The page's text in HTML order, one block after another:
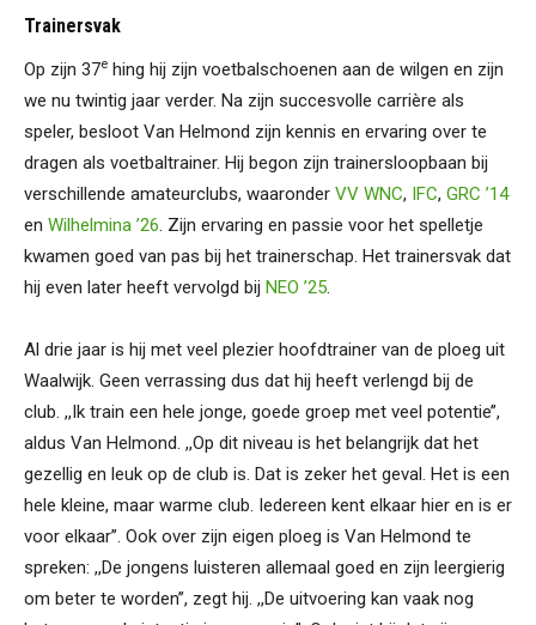
Trainersvak
Op zijn 37e hing hij zijn voetbalschoenen aan de wilgen en zijn
we nu twintig jaar verder. Na zijn succesvolle carrière als
speler, besloot Van Helmond zijn kennis en ervaring over te
dragen als voetbaltrainer. Hij begon zijn trainersloopbaan bij
verschillende amateurclubs, waaronder VV WNC, IFC, GRC ’14
en Wilhelmina ’26. Zijn ervaring en passie voor het spelletje
kwamen goed van pas bij het trainerschap. Het trainersvak dat
hij even later heeft vervolgd bij NEO ’25.
Al drie jaar is hij met veel plezier hoofdtrainer van de ploeg uit
Waalwijk. Geen verrassing dus dat hij heeft verlengd bij de
club. ,,Ik train een hele jonge, goede groep met veel potentie’’,
aldus Van Helmond. ,,Op dit niveau is het belangrijk dat het
gezellig en leuk op de club is. Dat is zeker het geval. Het is een
hele kleine, maar warme club. Iedereen kent elkaar hier en is er
voor elkaar’’. Ook over zijn eigen ploeg is Van Helmond te
spreken: ,,De jongens luisteren allemaal goed en zijn leergierig
om beter te worden’’, zegt hij. ,,De uitvoering kan vaak nog